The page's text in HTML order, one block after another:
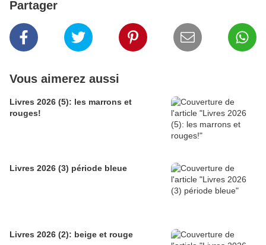
Partager
Vous aimerez aussi
Livres 2026 (5): les marrons et
rouges!
Livres 2026 (3) période bleue
Livres 2026 (2): beige et rouge